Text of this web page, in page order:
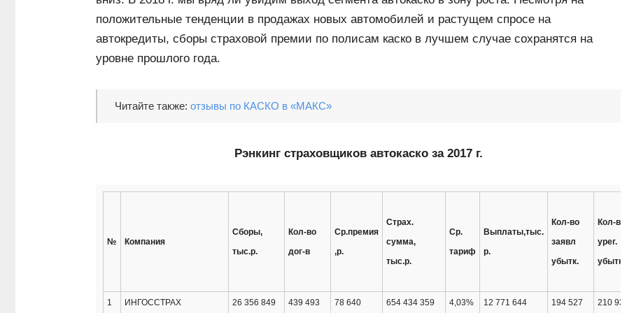
положительные тенденции в продажах новых автомобилей и растущем спросе на
автокредиты, сборы страховой премии по полисам каско в лучшем случае сохранятся на
уровне прошлого года.
Читайте также: отзывы по КАСКО в «МАКС»
Рэнкинг страховщиков автокаско за 2017 г.
№ Компания
Сборы,
тыс.р.
Кол-во
дог-в
Ср.премия
,р.
Страх.
сумма,
тыс.р.
Ср.
тариф
Выплаты,тыс.
р.
Кол-во
заявл
убытк.
Кол-во
урег.
убытков
1 ИНГОССТРАХ 26 356 849 439 493 78 640 654 434 359 4,03% 12 771 644 194 527 210 939